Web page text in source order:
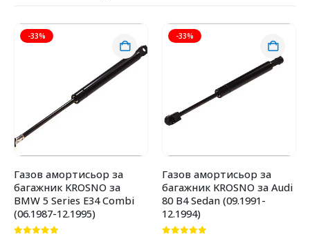
-33%
Газов амортисьор за
багажник KROSNO за
BMW 5 Series E34 Combi
(06.1987-12.1995)
-33%
Газов амортисьор за
багажник KROSNO за Audi
80 B4 Sedan (09.1991-
12.1994)